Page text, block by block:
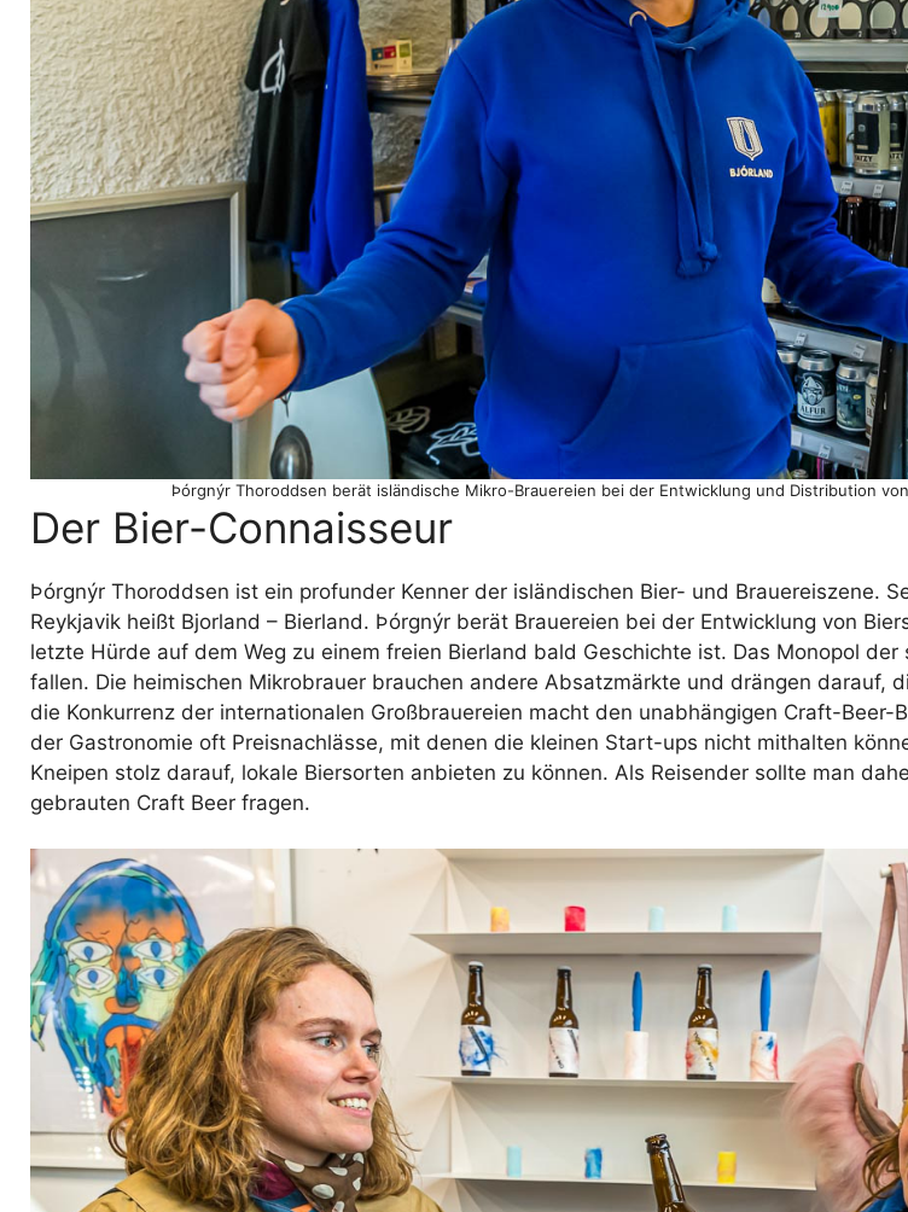
Þórgnýr Thoroddsen berät isländische Mikro-Brauereien bei der Entwicklung und Distribution
Der Bier-Connaisseur
Þórgnýr Thoroddsen ist ein profunder Kenner der isländischen Bier- und Brauereiszene.
Reykjavik heißt Bjorland – Bierland. Þórgnýr berät Brauereien bei der Entwicklung von
letzte Hürde auf dem Weg zu einem freien Bierland bald Geschichte ist. Das Monopol
fallen. Die heimischen Mikrobrauer brauchen andere Absatzmärkte und drängen darauf,
die Konkurrenz der internationalen Großbrauereien macht den unabhängigen Craft-Beer-
der Gastronomie oft Preisnachlässe, mit denen die kleinen Start-ups nicht mithalten
Kneipen stolz darauf, lokale Biersorten anbieten zu können. Als Reisender sollte man
gebrauten Craft Beer fragen.